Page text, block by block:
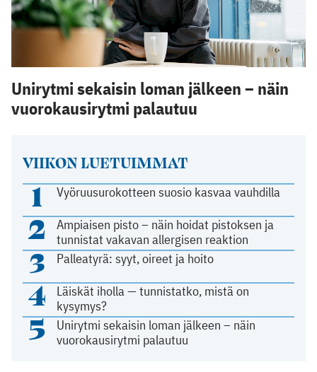
VIIKON LUETUIMMAT
1 Vyöruusurokotteen suosio kasvaa vauhdilla
2
Ampiaisen pisto – näin hoidat pistoksen ja
tunnistat vakavan allergisen reaktion
3 Palleatyrä: syyt, oireet ja hoito
4
Läiskät iholla — tunnistatko, mistä on
kysymys?
5
Unirytmi sekaisin loman jälkeen – näin
vuorokausirytmi palautuu
Unirytmi sekaisin loman jälkeen – näin
vuorokausirytmi palautuu